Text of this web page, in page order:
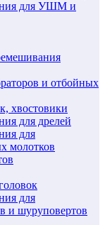
для УШМ и
и отбойных
хвостовики
для дрелей
для
молотков
для
и шуруповертов